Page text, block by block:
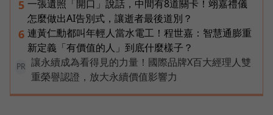
5 一張遺照「開口」說話，中間有8道關卡！翊嘉禮儀
怎麼做出AI告別式，讓逝者最後道別？
6 連黃仁勳都叫年輕人當水電工！程世嘉：智慧通膨重
新定義「有價值的人」到底什麼樣子？
PR
讓永續成為看得見的力量！國際品牌X百大經理人雙
重榮譽認證，放大永續價值影響力